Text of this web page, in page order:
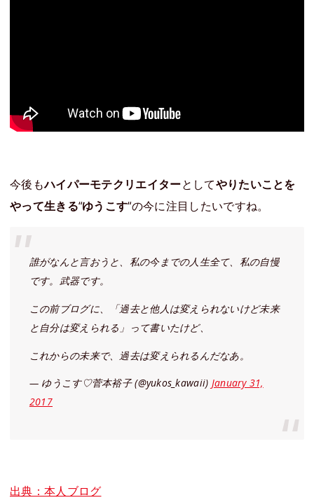
今後もハイパーモテクリエイターとしてやりたいことを
やって生きる“ゆうこす“の今に注目したいですね。
誰がなんと言おうと、私の今までの人生全て、私の自慢
です。武器です。
この前ブログに、「過去と他人は変えられないけど未来
と自分は変えられる」って書いたけど、
これからの未来で、過去は変えられるんだなあ。
— ゆうこす♡菅本裕子 (@yukos_kawaii) January 31,
2017
出典：本人ブログ